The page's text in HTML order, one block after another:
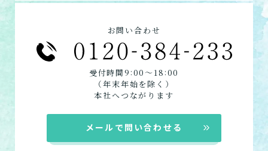
ショートステイ
定期巡回
居宅介護支援
お問い合わせ
受付時間9 :00〜18 :00
（年末年始を除く）
本社へつながります
メールで問い合わせる